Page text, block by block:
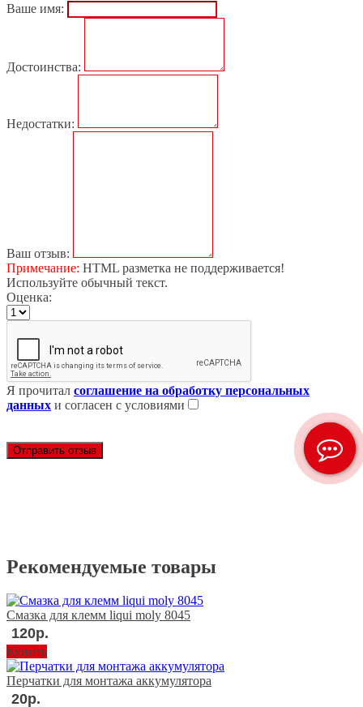
Ваше имя:
Достоинства:
Недостатки:
Ваш отзыв:
Примечание: HTML разметка не поддерживается!
Используйте обычный текст.
Оценка:
Я прочитал cоглашение на обработку персональных
данных и согласен с условиями
Отправить отзыв
Рекомендуемые товары
Смазка для клемм liqui moly 8045
120р.
Купить
Перчатки для монтажа аккумулятора
20р.